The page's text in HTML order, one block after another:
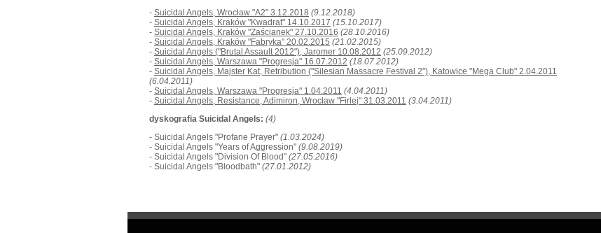
- Suicidal Angels, Wrocław "A2" 3.12.2018 (9.12.2018)
- Suicidal Angels, Kraków "Kwadrat" 14.10.2017 (15.10.2017)
- Suicidal Angels, Kraków "Zaścianek" 27.10.2016 (28.10.2016)
- Suicidal Angels, Kraków "Fabryka" 20.02.2015 (21.02.2015)
- Suicidal Angels ("Brutal Assault 2012"), Jaromer 10.08.2012 (25.09.2012)
- Suicidal Angels, Warszawa "Progresja" 16.07.2012 (18.07.2012)
- Suicidal Angels, Majster Kat, Retribution ("Silesian Massacre Festival 2"), Katowice "Mega Club" 2.04.2011
(6.04.2011)
- Suicidal Angels, Warszawa "Progresja" 1.04.2011 (4.04.2011)
- Suicidal Angels, Resistance, Adimiron, Wrocław "Firlej" 31.03.2011 (3.04.2011)
dyskografia Suicidal Angels: (4)
- Suicidal Angels "Profane Prayer" (1.03.2024)
- Suicidal Angels "Years of Aggression" (9.08.2019)
- Suicidal Angels "Division Of Blood" (27.05.2016)
- Suicidal Angels "Bloodbath" (27.01.2012)